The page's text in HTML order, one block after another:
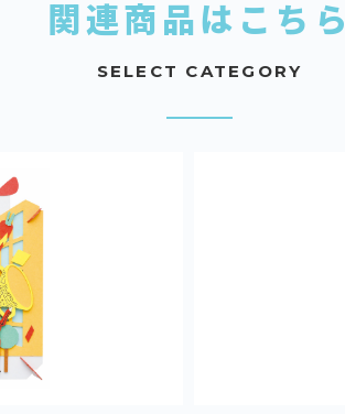
関連商品はこちら
SELECT CATEGORY